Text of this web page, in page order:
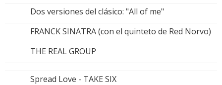
Dos versiones del clásico: "All of me"
FRANCK SINATRA (con el quinteto de Red Norvo)
THE REAL GROUP
Spread Love - TAKE SIX